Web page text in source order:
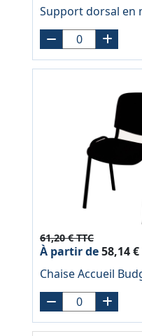
Support dorsal en
61,20 € TTC
À partir de58,14 €
Chaise Accueil